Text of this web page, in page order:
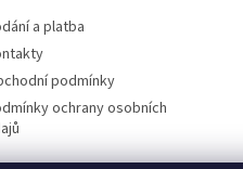
a platba
podmínky
ochrany osobních